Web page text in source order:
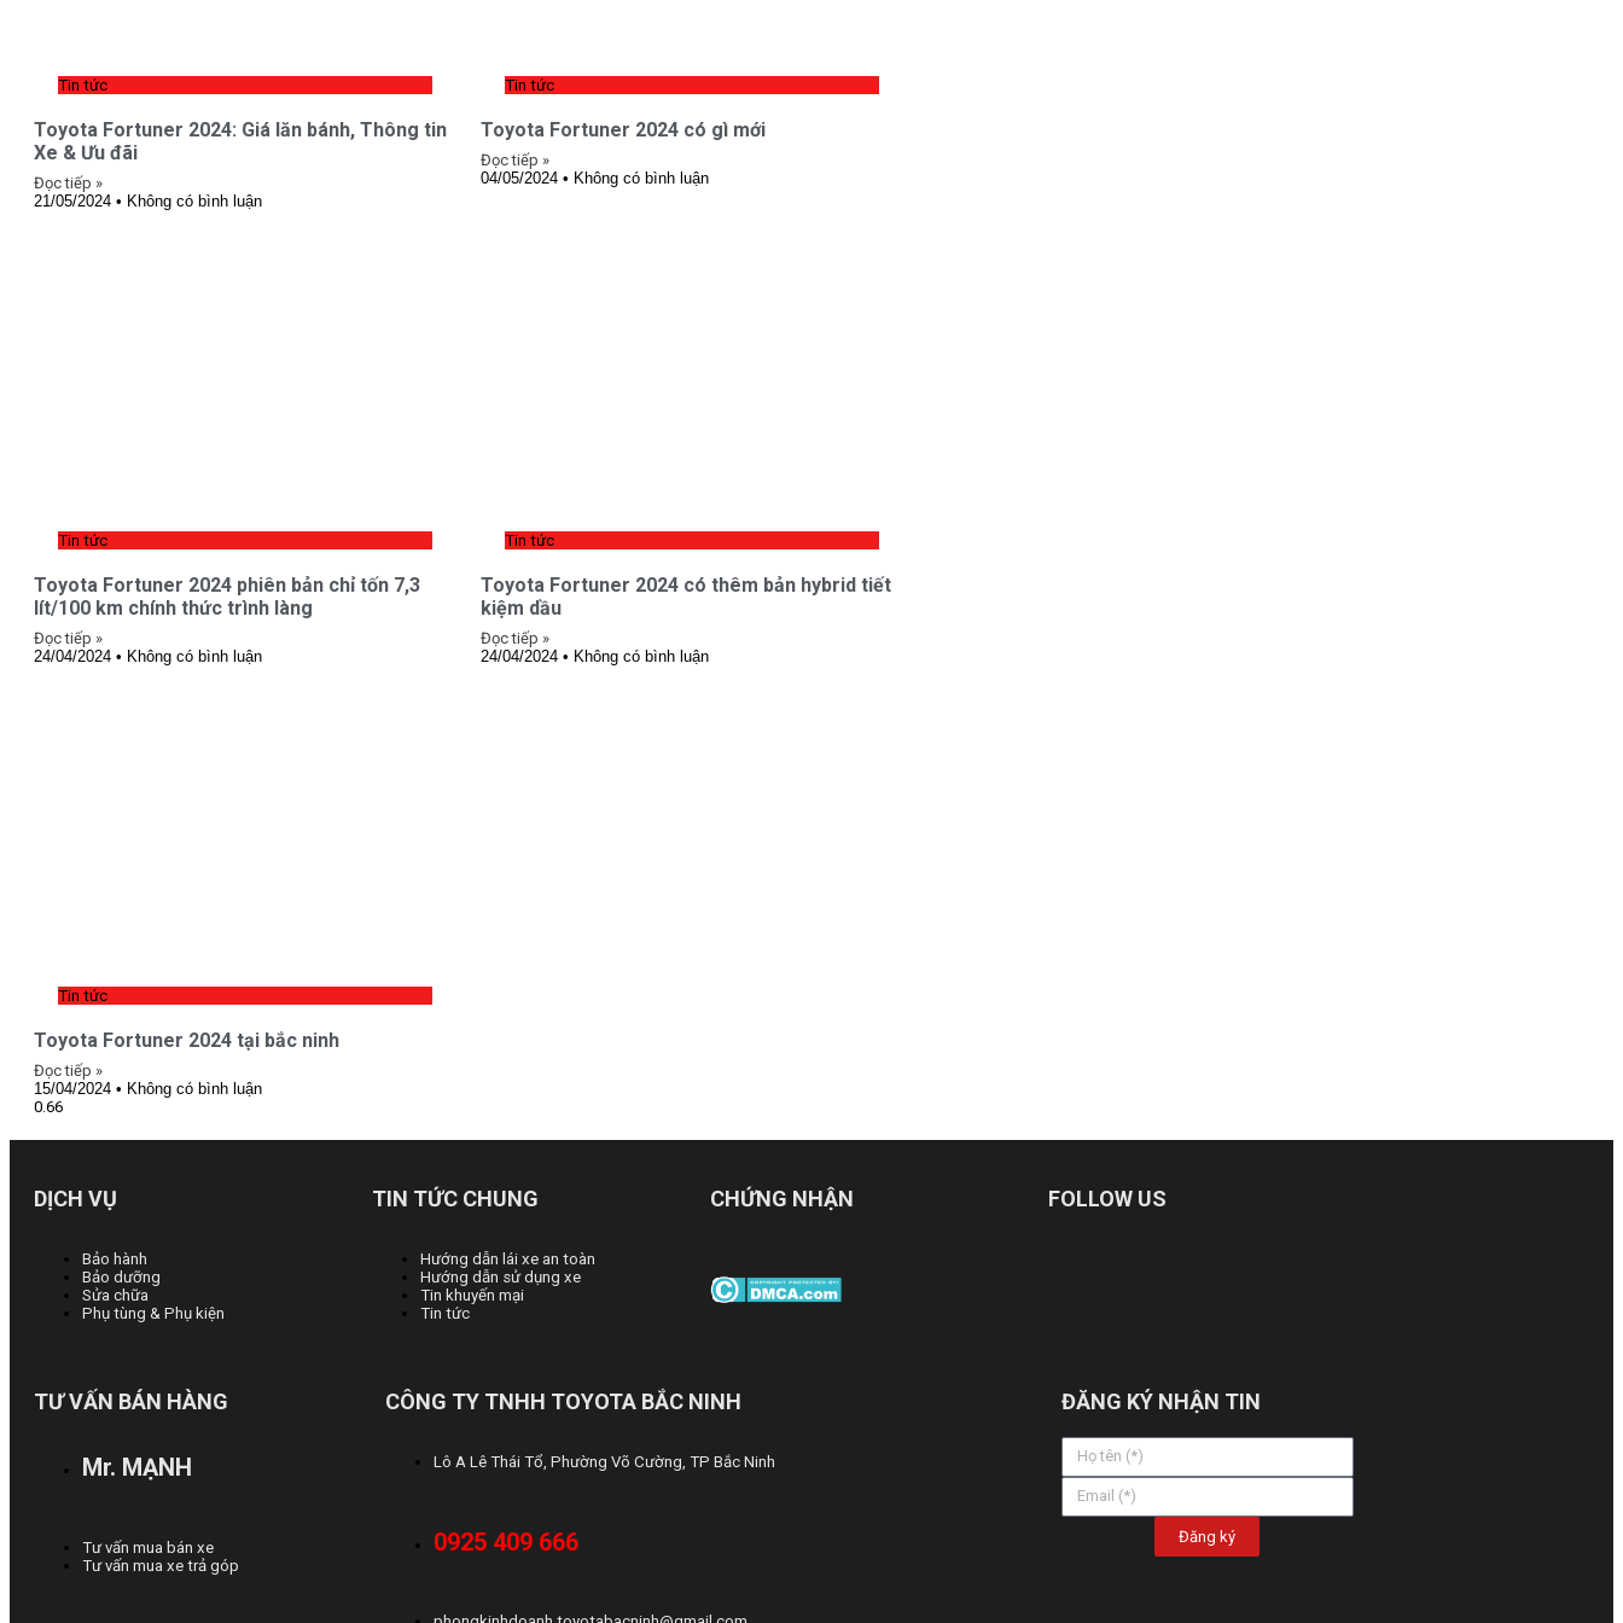
Tin tức
Toyota Fortuner 2024: Giá lăn bánh, Thông tin
Xe & Ưu đãi
Đọc tiếp »
21/05/2024
Không có bình luận
Tin tức
Toyota Fortuner 2024 có gì mới
Đọc tiếp »
04/05/2024
Không có bình luận
Tin tức
Toyota Fortuner 2024 phiên bản chỉ tốn 7,3
lít/100 km chính thức trình làng
Đọc tiếp »
24/04/2024
Không có bình luận
Tin tức
Toyota Fortuner 2024 có thêm bản hybrid tiết
kiệm dầu
Đọc tiếp »
24/04/2024
Không có bình luận
Tin tức
Toyota Fortuner 2024 tại bắc ninh
Đọc tiếp »
15/04/2024
Không có bình luận
DỊCH VỤ
Bảo hành
Bảo dưỡng
Sửa chữa
Phụ tùng & Phụ kiện
TIN TỨC CHUNG
Hướng dẫn lái xe an toàn
Hướng dẫn sử dụng xe
Tin khuyến mại
Tin tức
CHỨNG NHẬN FOLLOW US
TƯ VẤN BÁN HÀNG
Mr. MẠNH
Tư vấn mua bán xe
Tư vấn mua xe trả góp
CÔNG TY TNHH TOYOTA BẮC NINH
Lô A Lê Thái Tổ, Phường Võ Cường, TP Bắc Ninh
0925 409 666
ĐĂNG KÝ NHẬN TIN
Đăng ký